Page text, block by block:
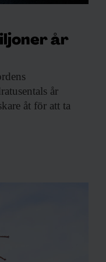
år
år
åt för att ta